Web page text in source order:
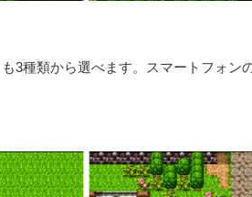
3種類から選べます。スマートフォ